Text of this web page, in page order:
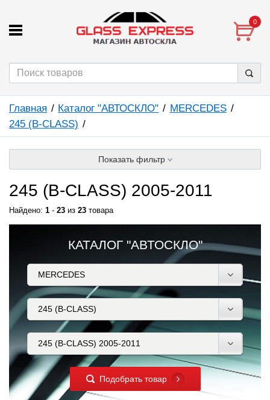
0
Главная Каталог "АВТОСКЛО"
MERCEDES
245 (B-CLASS)
Показать фильтр
245 (B-CLASS) 2005-2011
Найдено: 1 - 23 из 23 товара
КАТАЛОГ "АВТОСКЛО"
Подобрать товар